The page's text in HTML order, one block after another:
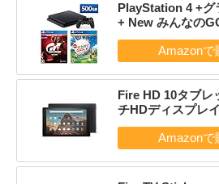
PlayStation 4 +グ
+ New みんなの
Fire HD 10タブレ
チHDディスプレ